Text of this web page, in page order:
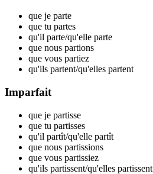
que je parte
que tu partes
qu'il parte/qu'elle parte
que nous partions
que vous partiez
qu'ils partent/qu'elles partent
Imparfait
que je partisse
que tu partisses
qu'il partît/qu'elle partît
que nous partissions
que vous partissiez
qu'ils partissent/qu'elles partissent